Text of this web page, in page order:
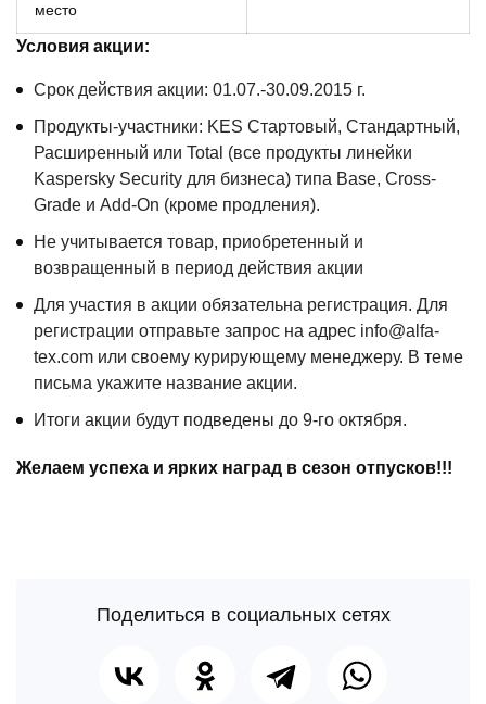
место
Условия акции:
Срок действия акции: 01.07.-30.09.2015 г.
Продукты-участники: KES Стартовый, Стандартный,
Расширенный или Total (все продукты линейки
Kaspersky Security для бизнеса) типа Base, Cross-
Grade и Add-On (кроме продления).
Не учитывается товар, приобретенный и
возвращенный в период действия акции
Для участия в акции обязательна регистрация. Для
регистрации отправьте запрос на адрес info@alfa-
tex.com или своему курирующему менеджеру. В теме
письма укажите название акции.
Итоги акции будут подведены до 9-го октября.
Желаем успеха и ярких наград в сезон отпусков!!!
Поделиться в социальных сетях